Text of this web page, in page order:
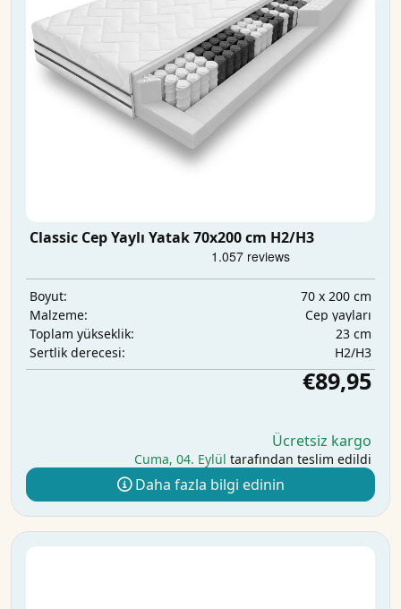
Classic Cep Yaylı Yatak 70x200 cm H2/H3
Boyut:
70 x 200 cm
Malzeme:
Cep yayları
Toplam yükseklik:
23 cm
Sertlik derecesi:
H2/H3
€89,95
Ücretsiz kargo
Cuma, 04. Eylül tarafından teslim edildi
Daha fazla bilgi edinin